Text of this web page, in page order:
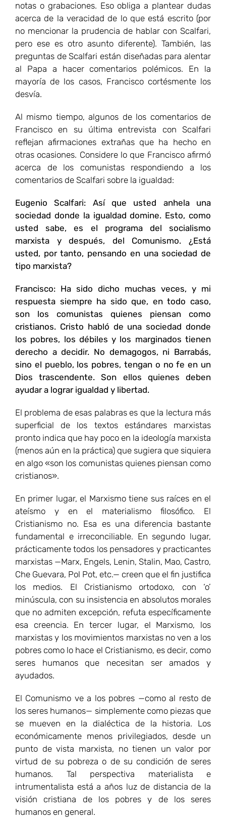
notas o grabaciones. Eso obliga a plantear dudas
acerca de la veracidad de lo que está escrito (por
no mencionar la prudencia de hablar con Scalfari,
pero ese es otro asunto diferente). También, las
preguntas de Scalfari están diseñadas para alentar
al Papa a hacer comentarios polémicos. En la
mayoría de los casos, Francisco cortésmente los
desvía.
Al mismo tiempo, algunos de los comentarios de
Francisco en su última entrevista con Scalfari
reflejan afirmaciones extrañas que ha hecho en
otras ocasiones. Considere lo que Francisco afirmó
acerca de los comunistas respondiendo a los
comentarios de Scalfari sobre la igualdad:
Eugenio Scalfari: Así que usted anhela una
sociedad donde la igualdad domine. Esto, como
usted sabe, es el programa del socialismo
marxista y después, del Comunismo. ¿Está
usted, por tanto, pensando en una sociedad de
tipo marxista?
Francisco: Ha sido dicho muchas veces, y mi
respuesta siempre ha sido que, en todo caso,
son los comunistas quienes piensan como
cristianos. Cristo habló de una sociedad donde
los pobres, los débiles y los marginados tienen
derecho a decidir. No demagogos, ni Barrabás,
sino el pueblo, los pobres, tengan o no fe en un
Dios trascendente. Son ellos quienes deben
ayudar a lograr igualdad y libertad.
El problema de esas palabras es que la lectura más
superficial de los textos estándares marxistas
pronto indica que hay poco en la ideología marxista
(menos aún en la práctica) que sugiera que siquiera
en algo «son los comunistas quienes piensan como
cristianos».
En primer lugar, el Marxismo tiene sus raíces en el
ateísmo y en el materialismo filosófico. El
Cristianismo no. Esa es una diferencia bastante
fundamental e irreconciliable. En segundo lugar,
prácticamente todos los pensadores y practicantes
marxistas —Marx, Engels, Lenin, Stalin, Mao, Castro,
Che Guevara, Pol Pot, etc.— creen que el fin justifica
los medios. El Cristianismo ortodoxo, con ‘o’
minúscula, con su insistencia en absolutos morales
que no admiten excepción, refuta específicamente
esa creencia. En tercer lugar, el Marxismo, los
marxistas y los movimientos marxistas no ven a los
pobres como lo hace el Cristianismo, es decir, como
seres humanos que necesitan ser amados y
ayudados.
El Comunismo ve a los pobres —como al resto de
los seres humanos— simplemente como piezas que
se mueven en la dialéctica de la historia. Los
económicamente menos privilegiados, desde un
punto de vista marxista, no tienen un valor por
virtud de su pobreza o de su condición de seres
humanos. Tal perspectiva materialista e
intrumentalista está a años luz de distancia de la
visión cristiana de los pobres y de los seres
humanos en general.